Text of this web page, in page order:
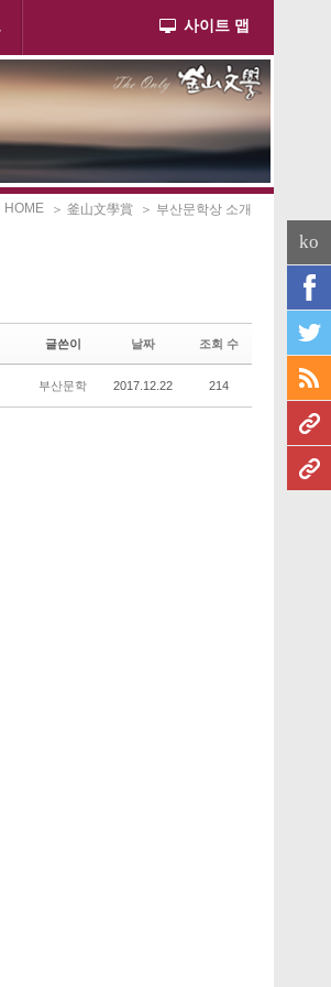
사이트 맵
HOME ＞ 釜山文學賞 ＞ 부산문학상 소개
글쓴이 날짜 조회 수
부산문학 2017.12.22 214
ko